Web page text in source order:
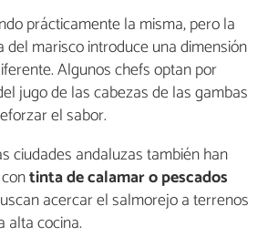
prácticamente la misma, pero la
del marisco introduce una dimensión
Algunos chefs optan por
jugo de las cabezas de las gambas
el sabor.
ciudades andaluzas también han
tinta de calamar o pescados
acercar el salmorejo a terrenos
alta cocina.